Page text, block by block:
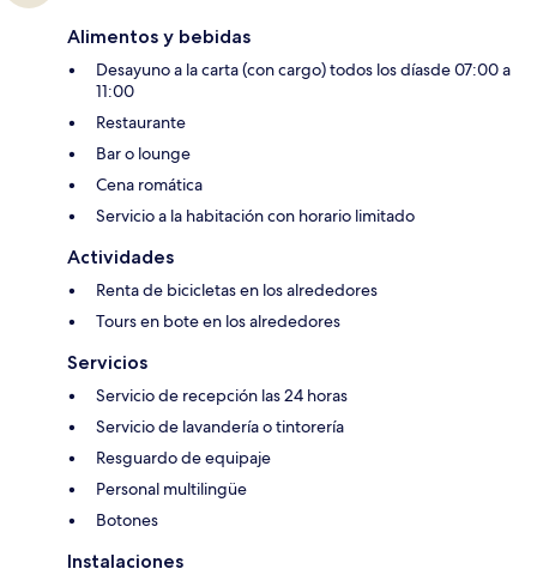
Alimentos y bebidas
Desayuno a la carta (con cargo) todos los díasde 07:00 a
11:00
Restaurante
Bar o lounge
Cena romática
Servicio a la habitación con horario limitado
Actividades
Renta de bicicletas en los alrededores
Tours en bote en los alrededores
Servicios
Servicio de recepción las 24 horas
Servicio de lavandería o tintorería
Resguardo de equipaje
Personal multilingüe
Botones
Instalaciones